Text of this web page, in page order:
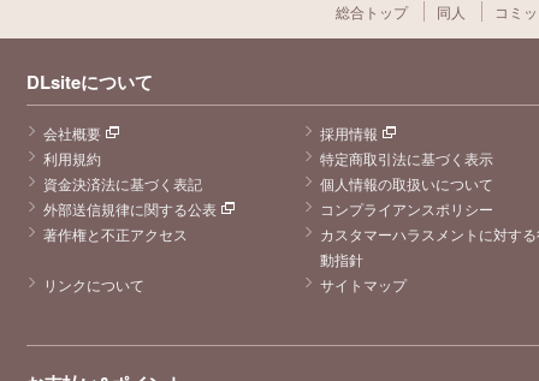
総合トップ 同人 コミ
DLsiteについて
会社概要
採用情報
利用規約
特定商取引法に基づく表示
資金決済法に基づく表記
個人情報の取扱いについて
外部送信規律に関する公表
コンプライアンスポリシー
著作権と不正アクセス
カスタマーハラスメントに対す
動指針
リンクについて
サイトマップ